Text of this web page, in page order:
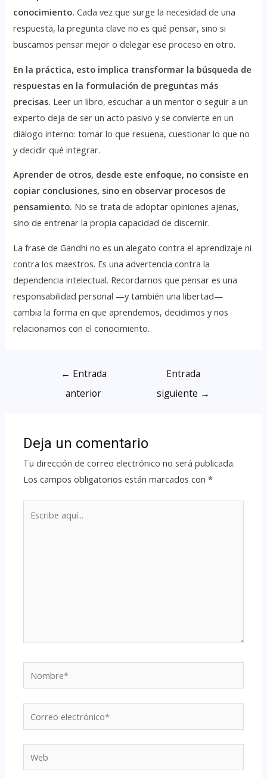
conocimiento. Cada vez que surge la necesidad de una
respuesta, la pregunta clave no es qué pensar, sino si
buscamos pensar mejor o delegar ese proceso en otro.
En la práctica, esto implica transformar la búsqueda de
respuestas en la formulación de preguntas más
precisas. Leer un libro, escuchar a un mentor o seguir a un
experto deja de ser un acto pasivo y se convierte en un
diálogo interno: tomar lo que resuena, cuestionar lo que no
y decidir qué integrar.
Aprender de otros, desde este enfoque, no consiste en
copiar conclusiones, sino en observar procesos de
pensamiento. No se trata de adoptar opiniones ajenas,
sino de entrenar la propia capacidad de discernir.
La frase de Gandhi no es un alegato contra el aprendizaje ni
contra los maestros. Es una advertencia contra la
dependencia intelectual. Recordarnos que pensar es una
responsabilidad personal —y también una libertad—
cambia la forma en que aprendemos, decidimos y nos
relacionamos con el conocimiento.
← Entrada
anterior
Entrada
siguiente →
Deja un comentario
Tu dirección de correo electrónico no será publicada.
Los campos obligatorios están marcados con*